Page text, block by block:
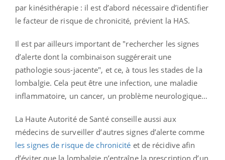
par kinésithérapie : il est d’abord nécessaire d’identifier
le facteur de risque de chronicité, prévient la HAS.
Il est par ailleurs important de "rechercher les signes
d’alerte dont la combinaison suggérerait une
pathologie sous-jacente", et ce, à tous les stades de la
lombalgie. Cela peut être une infection, une maladie
inflammatoire, un cancer, un problème neurologique…
La Haute Autorité de Santé conseille aussi aux
médecins de surveiller d’autres signes d’alerte comme
les signes de risque de chronicité et de récidive afin
d’éviter que la lombalgie n’entraîne la prescription d’un